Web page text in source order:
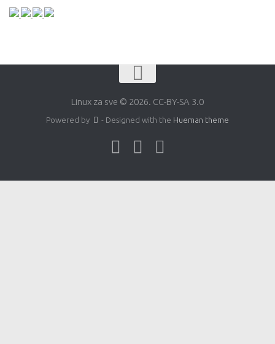
Linux za sve © 2026. CC-BY-SA 3.0
Powered by - Designed with the Hueman theme